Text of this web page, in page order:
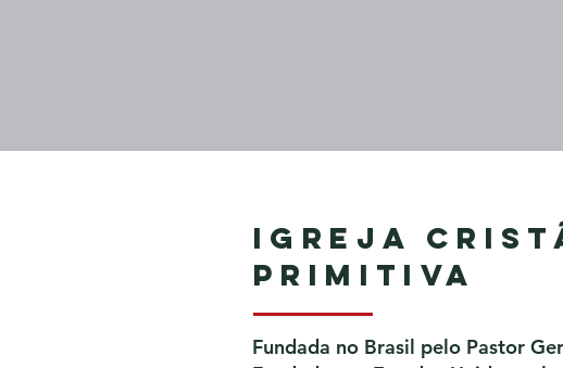
Igreja
Primitiva
Fundada no Brasil pelo Pastor